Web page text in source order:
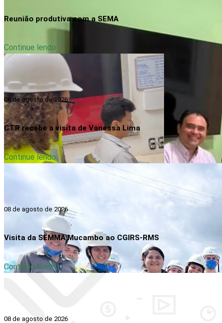
Reunião produtiva com a SEMA
Continue lendo
08 de agosto de 2026
CTR recebe a visita de Vanessa Lima
Continue lendo
08 de agosto de 2026
Visita da SEMMA Mucambo ao CGIRS-RMS
Continue lendo
08 de agosto de 2026